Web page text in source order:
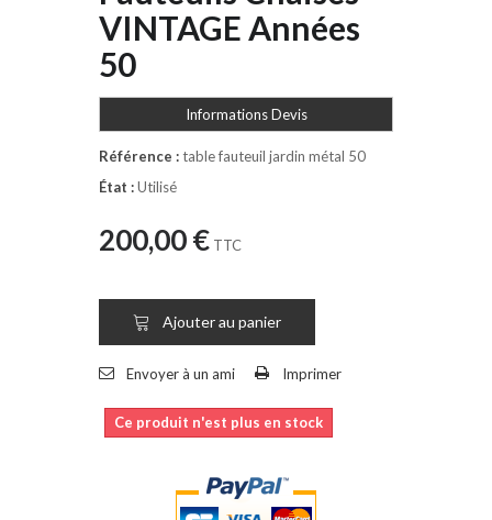
VINTAGE Années
50
Informations Devis
Référence :table fauteuil jardin métal 50
État :Utilisé
200,00 € TTC
Ajouter au panier
Envoyer à un ami Imprimer
Ce produit n'est plus en stock